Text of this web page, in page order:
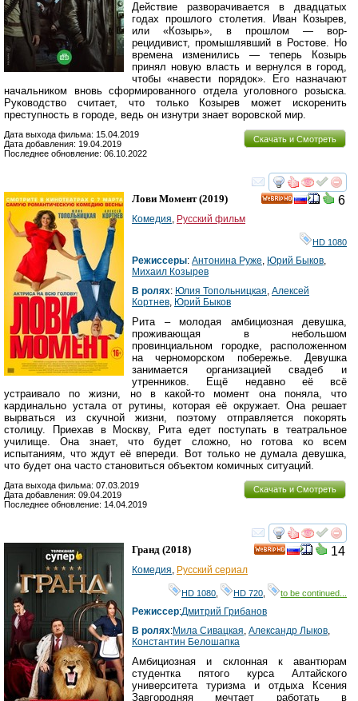
Действие разворачивается в двадцатых
годах прошлого столетия. Иван Козырев,
или «Козырь», в прошлом — вор-
рецидивист, промышлявший в Ростове. Но
времена изменились — теперь Козырь
принял новую власть и вернулся в город,
чтобы «навести порядок». Его назначают
начальником вновь сформированного отдела уголовного розыска.
Руководство считает, что только Козырев может искоренить
преступность в городе, ведь он изнутри знает воровской мир.
Скачать и Смотреть
Дата выхода фильма: 15.04.2019
Дата добавления: 19.04.2019
Последнее обновление: 06.10.2022
смотреть
6
Лови Момент(2019)
Комедия, Русский фильм
HD 1080
Режиссеры: Антонина Руже, Юрий Быков,
Михаил Козырев
В ролях: Юлия Топольницкая, Алексей
Кортнев, Юрий Быков
Рита – молодая амбициозная девушка,
проживающая в небольшом
провинциальном городке, расположенном
на черноморском побережье. Девушка
занимается организацией свадеб и
утренников. Ещё недавно её всё
устраивало по жизни, но в какой-то момент она поняла, что
кардинально устала от рутины, которая её окружает. Она решает
вырваться из скучной жизни, поэтому отправляется покорять
столицу. Приехав в Москву, Рита едет поступать в театральное
училище. Она знает, что будет сложно, но готова ко всем
испытаниям, что ждут её впереди. Вот только не думала девушка,
что будет она часто становиться объектом комичных ситуаций.
Скачать и Смотреть
Дата выхода фильма: 07.03.2019
Дата добавления: 09.04.2019
Последнее обновление: 14.04.2019
смотреть
14
Гранд (2018)
Комедия, Русский сериал
HD 1080 HD 720 to be continued...
Режиссер:Дмитрий Грибанов
В ролях:Мила Сивацкая, Александр Лыков,
Константин Белошапка
Амбициозная и склонная к авантюрам
студентка пятого курса Алтайского
университета туризма и отдыха Ксения
Завгородняя мечтает работать в